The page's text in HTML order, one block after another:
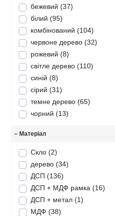
бежевий (37)
білий (95)
комбінований (104)
червоне дерево (32)
рожевий (8)
світле дерево (110)
синій (8)
сірий (31)
темне дерево (65)
чорний (13)
– Матеріал
Скло (2)
дерево (34)
ДСП (136)
ДСП + МДФ рамка (16)
ДСП + метал (1)
МДФ (38)